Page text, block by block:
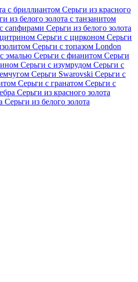
с бриллиантом Серьги из красного
из белого золота с танзанитом
сапфирами Серьги из белого золота
Серьги с цирконом Серьги
Серьги с топазом London
эмалью Серьги с фианитом Серьги
Серьги с изумрудом Серьги с
Серьги Swarovski Серьги с
Серьги с гранатом Серьги с
Серьги из красного золота
Серьги из белого золота